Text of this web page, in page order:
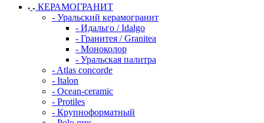
КЕРАМОГРАНИТ
- Уральский керамогранит
- Идальго / Idalgo
- Гранитея / Granitea
- Моноколор
- Уральская палитра
- Atlas concorde
- Italon
- Ocean-ceramic
- Protiles
- Крупноформатный